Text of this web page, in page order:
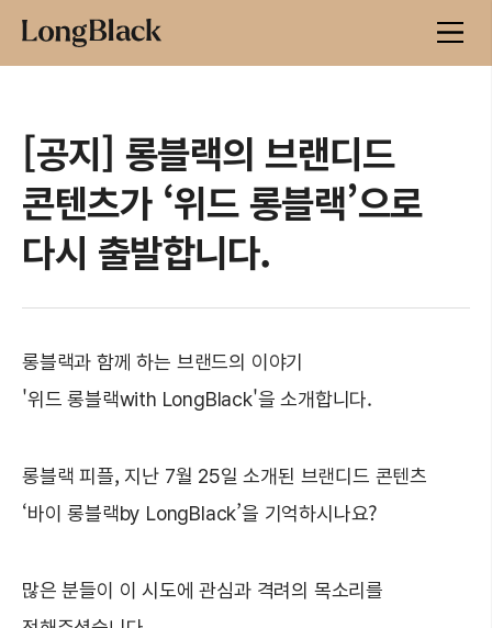
[공지] 롱블랙의 브랜디드
콘텐츠가 ‘위드 롱블랙’으로
다시 출발합니다.
롱블랙과 함께 하는 브랜드의 이야기
'위드 롱블랙with LongBlack'을 소개합니다.
롱블랙 피플, 지난 7월 25일 소개된 브랜디드 콘텐츠
‘바이 롱블랙by LongBlack’을 기억하시나요?
많은 분들이 이 시도에 관심과 격려의 목소리를